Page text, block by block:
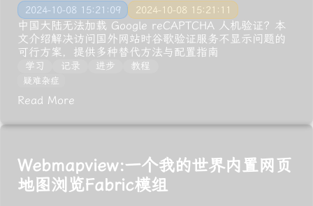
2024-10-08 15:21:09 2024-10-08 15:21:11
中国大陆无法加载 Google reCAPTCHA 人机验证？本
文介绍解决访问国外网站时谷歌验证服务不显示问题的
可行方案，提供多种替代方法与配置指南
学习 记录 进步 教程
疑难杂症
Read More
Webmapview:一个我的世界内置网页
地图浏览Fabric模组